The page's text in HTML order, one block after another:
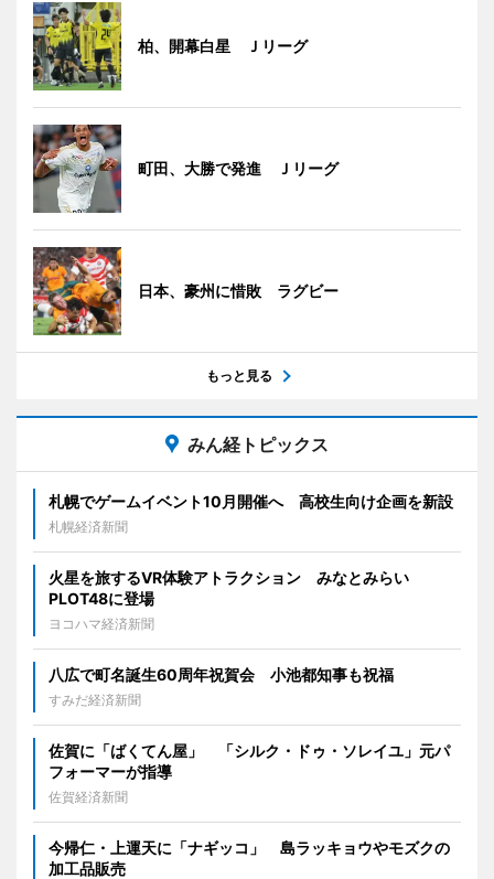
柏、開幕白星 Ｊリーグ
町田、大勝で発進 Ｊリーグ
日本、豪州に惜敗 ラグビー
もっと見る
みん経トピックス
札幌でゲームイベント10月開催へ 高校生向け企画を新設
札幌経済新聞
火星を旅するVR体験アトラクション みなとみらい
PLOT48に登場
ヨコハマ経済新聞
八広で町名誕生60周年祝賀会 小池都知事も祝福
すみだ経済新聞
佐賀に「ばくてん屋」 「シルク・ドゥ・ソレイユ」元パ
フォーマーが指導
佐賀経済新聞
今帰仁・上運天に「ナギッコ」 島ラッキョウやモズクの
加工品販売